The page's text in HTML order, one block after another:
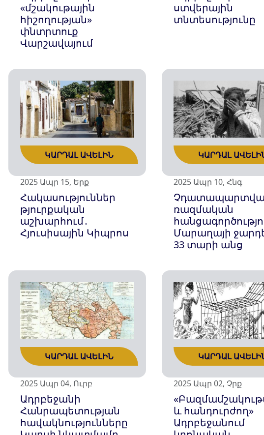
«մշակութային
հիշողության»
փնտրտուք
Վարշավայում
ստվերային
տնտեսությունը
ԿԱՐԴԱԼ ԱՎԵԼԻՆ
2025 Ապր 15, Երք
Հակասություններ
թյուրքական
աշխարհում․
Հյուսիսային Կիպրոս
ԿԱՐԴԱԼ
2025 Ապր 10, Հնգ
ռազմական
Մարաղայի
33 տարի անց
ԿԱՐԴԱԼ ԱՎԵԼԻՆ
2025 Ապր 04, Ուրբ
Ադրբեջանի
Հանրապետության
հավակնությունները
ԿԱՐԴԱԼ
2025 Ապր 02, Չրք
և հանդուրժող»
Ադրբեջանում